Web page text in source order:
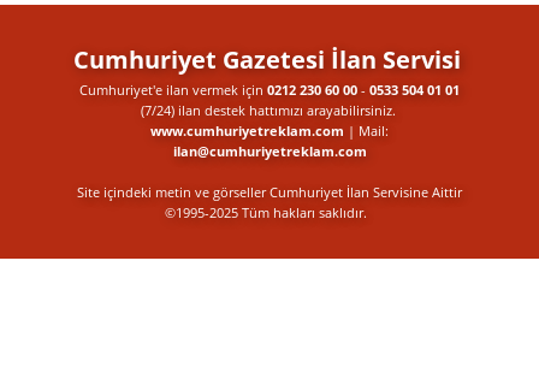
Cumhuriyet Gazetesi İlan Servisi
Cumhuriyet'e ilan vermek için 0212 230 60 00 - 0533 504 01 01
(7/24) ilan destek​ hattımızı arayabilirsiniz.
www.cumhuriyetreklam.com | Mail:
ilan@cumhuriyetreklam.com
Site içindeki metin ve görseller Cumhuriyet İlan Servisine Aittir
©1995-2025 Tüm hakları saklıdır.